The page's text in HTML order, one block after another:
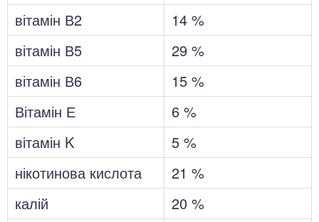
вітамін В2
14 %
вітамін В5
29 %
вітамін В6
15 %
Вітамін Е
6 %
вітамін K
5 %
нікотинова кислота
21 %
калій
20 %